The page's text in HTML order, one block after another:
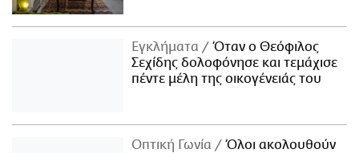
Εγκλήματα
Όταν ο Θεόφιλος
Σεχίδης δολοφόνησε και τεμάχισε
πέντε μέλη της οικογένειάς του
Οπτική Γωνία
Όλοι ακολουθούν